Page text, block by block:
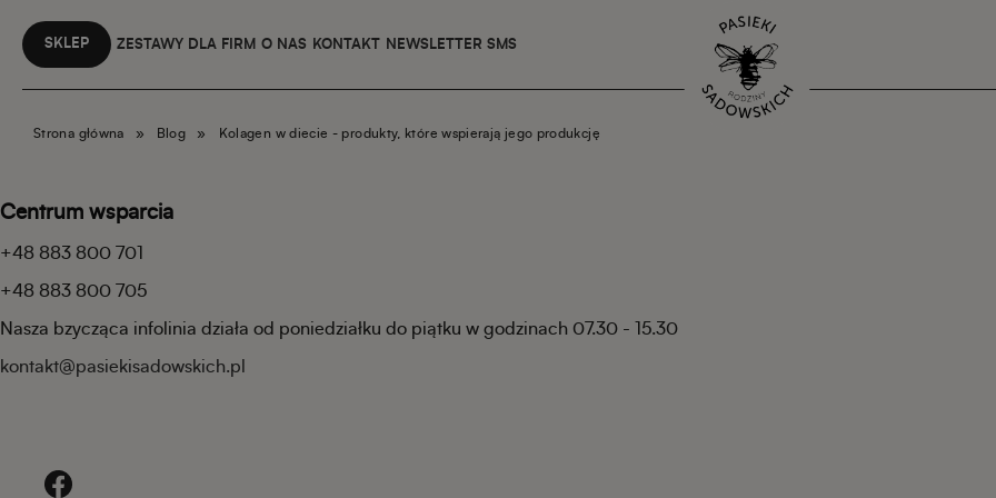
SKLEP ZESTAWY DLA FIRM O NAS KONTAKT NEWSLETTER SMS
Strona główna » Blog » Kolagen w diecie - produkty, które wspierają jego produkcję
Centrum wsparcia
+48 883 800 701
+48 883 800 705
Nasza bzycząca infolinia działa od poniedziałku do piątku w godzinach 07.30 - 15.30
kontakt@pasiekisadowskich.pl